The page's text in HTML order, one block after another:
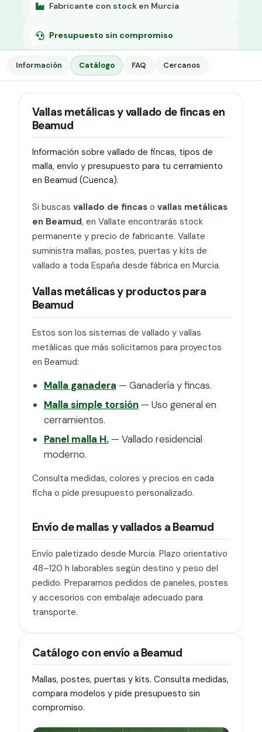
Fabricante con stock en Murcia
Presupuesto sin compromiso
Información Catálogo FAQ Cercanos
Vallas metálicas y vallado de fincas en
Beamud
Información sobre vallado de fincas, tipos de
malla, envío y presupuesto para tu cerramiento
en Beamud (Cuenca).
Si buscas vallado de fincaso vallas metálicas
en Beamud, en Vallate encontrarás stock
permanente y precio de fabricante. Vallate
suministra mallas, postes, puertas y kits de
vallado a toda España desde fábrica en Murcia.
Vallas metálicas y productos para
Beamud
Estos son los sistemas de vallado y vallas
metálicas que más solicitamos para proyectos
en Beamud:
Malla ganadera — Ganadería y fincas.
Malla simple torsión— Uso general en
cerramientos.
Panel malla H.— Vallado residencial
moderno.
Consulta medidas, colores y precios en cada
ficha o pide presupuesto personalizado.
Envío de mallas y vallados a Beamud
Envío paletizado desde Murcia. Plazo orientativo
48–120 h laborables según destino y peso del
pedido. Preparamos pedidos de paneles, postes
y accesorios con embalaje adecuado para
transporte.
Catálogo con envío a Beamud
Mallas, postes, puertas y kits. Consulta medidas,
compara modelos y pide presupuesto sin
compromiso.